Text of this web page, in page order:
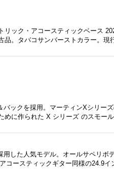
リック・アコースティックベース
品。タバコサンバーストカラー。
ックを採用。マーティンXシリー
めに作られた X シリーズ のスモー
用した人気モデル。オールサペリボ
コースティックギター同様の24.9イ